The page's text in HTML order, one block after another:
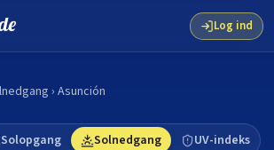
Log ind
› Asunción
Solopgang Solnedgang UV-indeks